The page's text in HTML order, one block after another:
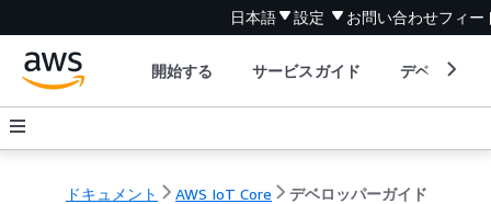
日本語 設定 お問い合わせフィー
開始する サービスガイド デベロッパ
ドキュメント AWS IoT Core デベロッパーガイド